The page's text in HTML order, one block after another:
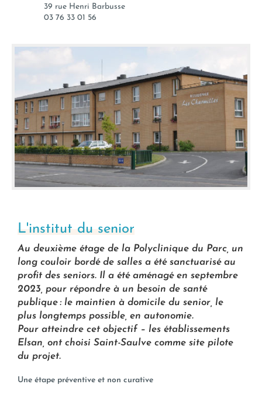
39 rue Henri Barbusse
03 76 33 01 56
L'institut du senior
Au deuxième étage de la Polyclinique du Parc, un
long couloir bordé de salles a été sanctuarisé au
profit des seniors. Il a été aménagé en septembre
2023, pour répondre à un besoin de santé
publique : le maintien à domicile du senior, le
plus longtemps possible, en autonomie.
Pour atteindre cet objectif – les établissements
Elsan, ont choisi Saint-Saulve comme site pilote
du projet.
Une étape préventive et non curative